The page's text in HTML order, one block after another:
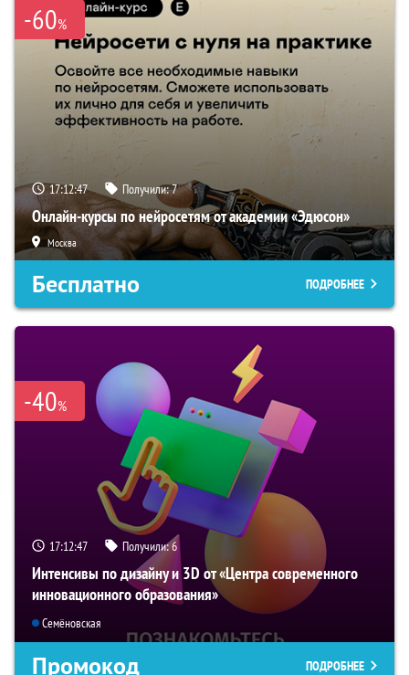
-60%
17:12:45 Получили:7
Онлайн-курсы по нейросетям от академии «Эдюсон»
Москва
Бесплатно ПОДРОБНЕЕ
-40%
17:12:45 Получили:6
Интенсивы по дизайну и 3D от «Центра современного
инновационного образования»
Семёновская
Промокод ПОДРОБНЕЕ